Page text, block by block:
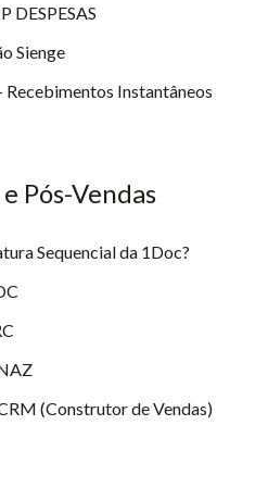
DESPESAS
Sienge
Instantâneos
Pós-Vendas
Sequencial da 1Doc?
(Construtor de Vendas)